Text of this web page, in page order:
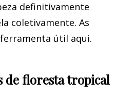
definitivamente
coletivamente. As
útil aqui.
de floresta tropical